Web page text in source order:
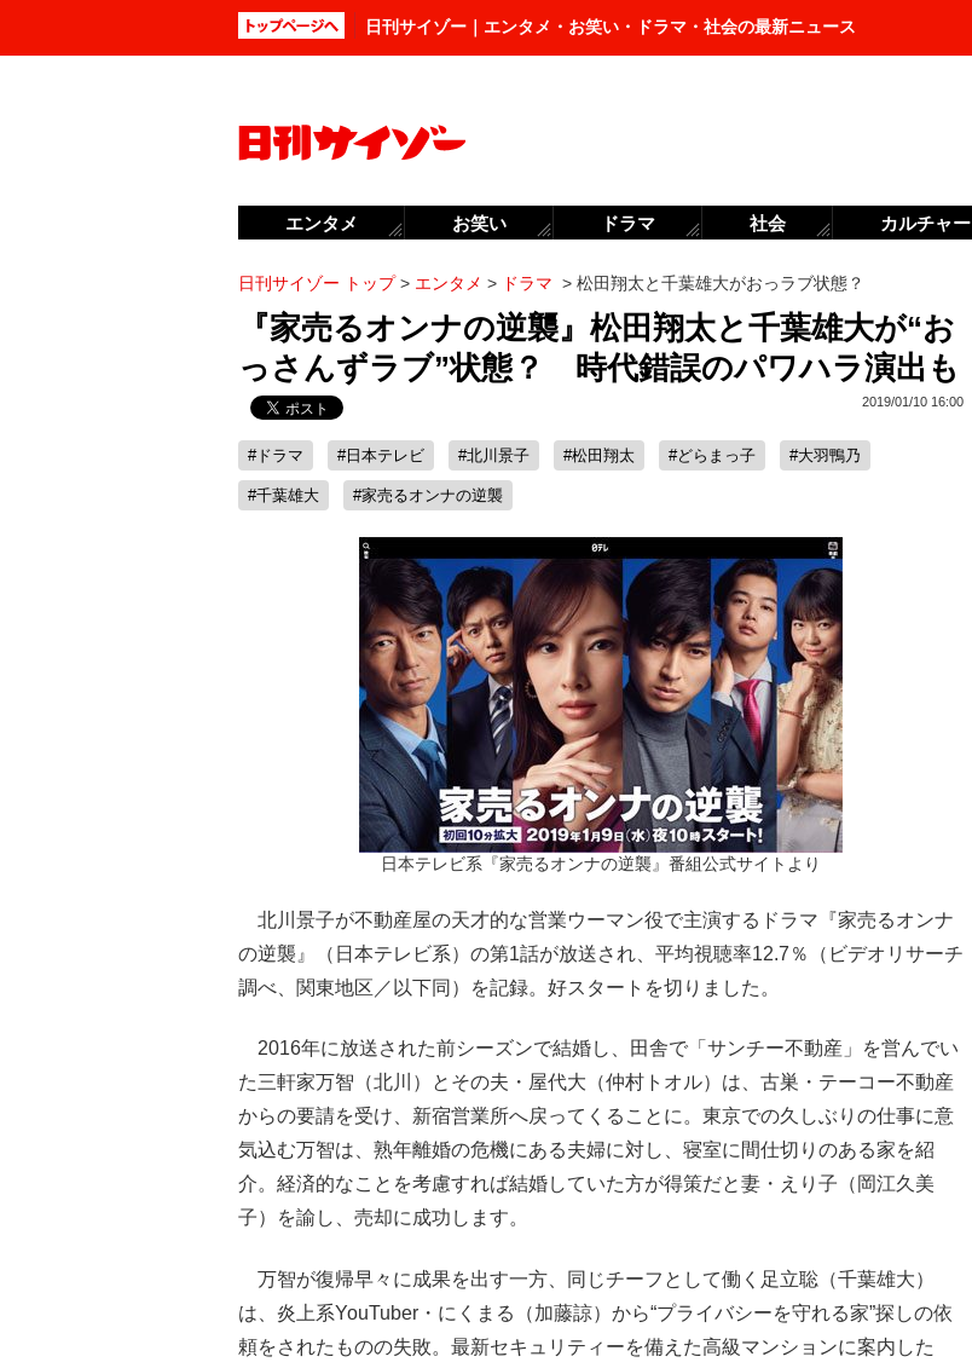
日刊サイゾー｜エンタメ・お笑い・ドラマ・社会の最新ニュース
日刊サイゾー トップ> エンタメ > ドラマ > 松田翔太と千葉雄大がおっラブ状態？
『家売るオンナの逆襲』松田翔太と千葉雄大が“お
っさんずラブ”状態？ 時代錯誤のパワハラ演出も
2019/01/10 16:00
#ドラマ #日本テレビ #北川景子 #松田翔太 #どらまっ子 #大羽鴨乃
#千葉雄大 #家売るオンナの逆襲
日本テレビ系『家売るオンナの逆襲』番組公式サイトより
北川景子が不動産屋の天才的な営業ウーマン役で主演するドラマ『家売るオンナ
の逆襲』（日本テレビ系）の第1話が放送され、平均視聴率12.7％（ビデオリサーチ
調べ、関東地区／以下同）を記録。好スタートを切りました。
2016年に放送された前シーズンで結婚し、田舎で「サンチー不動産」を営んでい
た三軒家万智（北川）とその夫・屋代大（仲村トオル）は、古巣・テーコー不動産
からの要請を受け、新宿営業所へ戻ってくることに。東京での久しぶりの仕事に意
気込む万智は、熟年離婚の危機にある夫婦に対し、寝室に間仕切りのある家を紹
介。経済的なことを考慮すれば結婚していた方が得策だと妻・えり子（岡江久美
子）を諭し、売却に成功します。
万智が復帰早々に成果を出す一方、同じチーフとして働く足立聡（千葉雄大）
は、炎上系YouTuber・にくまる（加藤諒）から“プライバシーを守れる家”探しの依
頼をされたものの失敗。最新セキュリティーを備えた高級マンションに案内した
エンタメ お笑い ドラマ 社会 カルチャー